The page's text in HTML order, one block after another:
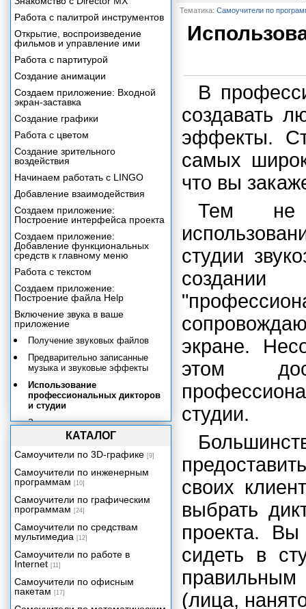
Тематика: Самоучители по
В
создавать
эффекты.
самых
что вы
Тем не
студии
экране.
этом
студии.
своих
выбрать
проекта.
сидеть в
(лица,
Работа с палитрой инструментов
Открытие, воспроизведение
фильмов и управление ими
Работа с партитурой
Создание анимации
Создаем приложение: Входной
экран-заставка
Создание графики
Работа с цветом
Создание зрительного
воздействия
Начинаем работать с LINGO
Добавление взаимодействия
Создаем приложение:
Построение интерфейса проекта
Создаем приложение:
Добавление функциональных
средств к главному меню
Работа с текстом
Создаем приложение:
Построение файла Help
Включение звука в ваше
приложение
Получение звуковых файлов
Предварительно записанные
музыка и звуковые эффекты
Использование
профессиональных дикторов
и студии
Запись своего звука
Свойства звуковых файлов
Импортирование звуковых
Director'а и точки поиска.
Практическое упражнение 16.1:
Работа с точками поиска
управления звуком и для точек
поиска
Звук-"марионетка" (Puppet
Sound)
Экскурсия 16 А: Управление
громкостью звука
КАТАЛОГ
Самоучители по 3D-графике [9]
Самоучители по инженерным
программам [10]
Самоучители по графическим
программам [24]
Самоучители по средствам
мультимедиа [12]
Самоучители по работе в
Internet [11]
Самоучители по офисным
пакетам [17]